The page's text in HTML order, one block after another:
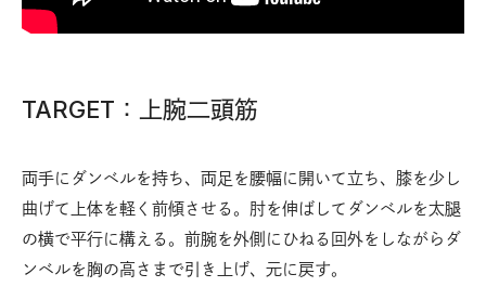
TARGET：上腕二頭筋
両手にダンベルを持ち、両足を腰幅に開いて立ち、膝を少し
曲げて上体を軽く前傾させる。肘を伸ばしてダンベルを太腿
の横で平行に構える。前腕を外側にひねる回外をしながらダ
ンベルを胸の高さまで引き上げ、元に戻す。